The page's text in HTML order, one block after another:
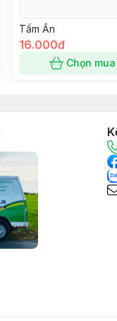
Tấm Ấn
16.000đ
Chọn mua